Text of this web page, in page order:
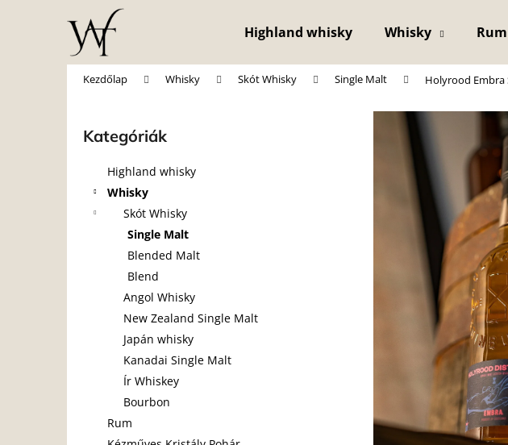
Highland whisky Whisky Rum
Kezdőlap Whisky Skót Whisky Single Malt Holyrood Embra
Kategóriák
átugrása
Kategóriák
Highland whisky
Whisky
Skót Whisky
Single Malt
Blended Malt
Blend
Angol Whisky
New Zealand Single Malt
Japán whisky
Kanadai Single Malt
Ír Whiskey
Bourbon
Rum
Vissza
a boltba
Vissza
a boltba
Mit